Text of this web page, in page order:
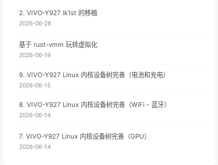
2. VIVO-Y927 lk1st 的移植
2026-06-28
基于 rust-vmm 玩转虚拟化
2026-06-19
9. VIVO-Y927 Linux 内核设备树完善（电池和充电）
2026-06-15
8. VIVO-Y927 Linux 内核设备树完善（WiFi - 蓝牙）
2026-06-14
7. VIVO-Y927 Linux 内核设备树完善（GPU）
2026-06-14